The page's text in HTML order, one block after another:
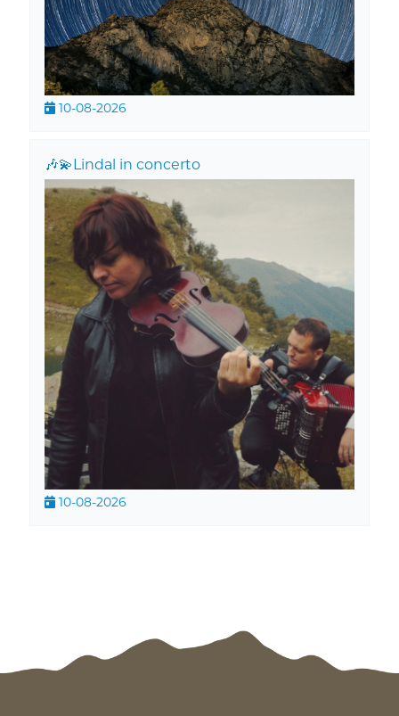
10-08-2026
🎶💫Lindal in concerto
10-08-2026